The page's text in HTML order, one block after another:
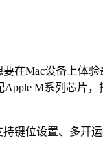
在Mac设备上体
Apple M系列芯片
键位设置、多开